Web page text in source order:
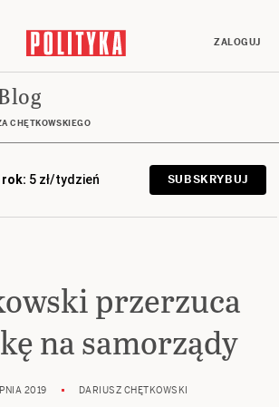
ZALOGUJ
CHĘTKOWSKIEGO
rok: 5 zł/tydzień SUBSKRYBUJ
przerzuca
na samorządy
2019 DARIUSZ CHĘTKOWSKI